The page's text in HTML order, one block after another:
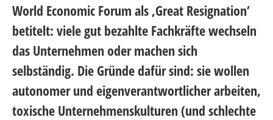
World Economic Forum als ‚Great Resignation‘
betitelt: viele gut bezahlte Fachkräfte wechseln
das Unternehmen oder machen sich
selbständig. Die Gründe dafür sind: sie wollen
autonomer und eigenverantwortlicher arbeiten,
toxische Unternehmenskulturen (und schlechte